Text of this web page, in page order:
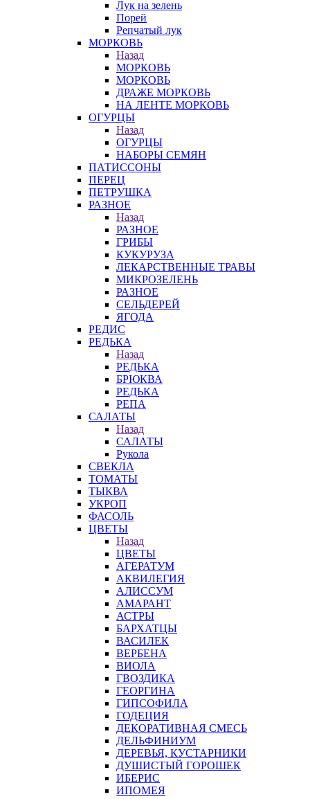
Лук на зелень
Порей
Репчатый лук
МОРКОВЬ
Назад
МОРКОВЬ
МОРКОВЬ
ДРАЖЕ МОРКОВЬ
НА ЛЕНТЕ МОРКОВЬ
ОГУРЦЫ
Назад
ОГУРЦЫ
НАБОРЫ СЕМЯН
ПАТИССОНЫ
ПЕРЕЦ
ПЕТРУШКА
РАЗНОЕ
Назад
РАЗНОЕ
ГРИБЫ
КУКУРУЗА
ЛЕКАРСТВЕННЫЕ ТРАВЫ
МИКРОЗЕЛЕНЬ
РАЗНОЕ
СЕЛЬДЕРЕЙ
ЯГОДА
РЕДИС
РЕДЬКА
Назад
РЕДЬКА
БРЮКВА
РЕДЬКА
РЕПА
САЛАТЫ
Назад
САЛАТЫ
Рукола
СВЕКЛА
ТОМАТЫ
ТЫКВА
УКРОП
ФАСОЛЬ
ЦВЕТЫ
Назад
ЦВЕТЫ
АГЕРАТУМ
АКВИЛЕГИЯ
АЛИССУМ
АМАРАНТ
АСТРЫ
БАРХАТЦЫ
ВАСИЛЕК
ВЕРБЕНА
ВИОЛА
ГВОЗДИКА
ГЕОРГИНА
ГИПСОФИЛА
ГОДЕЦИЯ
ДЕКОРАТИВНАЯ СМЕСЬ
ДЕЛЬФИНИУМ
ДЕРЕВЬЯ, КУСТАРНИКИ
ДУШИСТЫЙ ГОРОШЕК
ИБЕРИС
ИПОМЕЯ